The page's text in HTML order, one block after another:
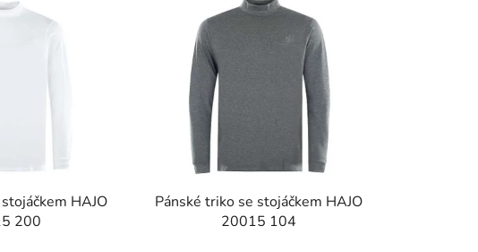
HAJO
200
Pánské triko se stojáčkem HAJO
20015 104